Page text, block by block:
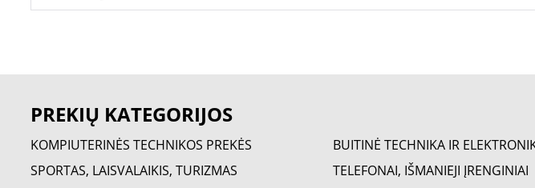
PREKIŲ KATEGORIJOS
KOMPIUTERINĖS TECHNIKOS PREKĖS
BUITINĖ TECHNIKA IR
SPORTAS, LAISVALAIKIS, TURIZMAS
TELEFONAI, IŠMANIEJI ĮRENGINIAI